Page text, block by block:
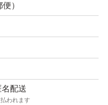
）
配送
われます